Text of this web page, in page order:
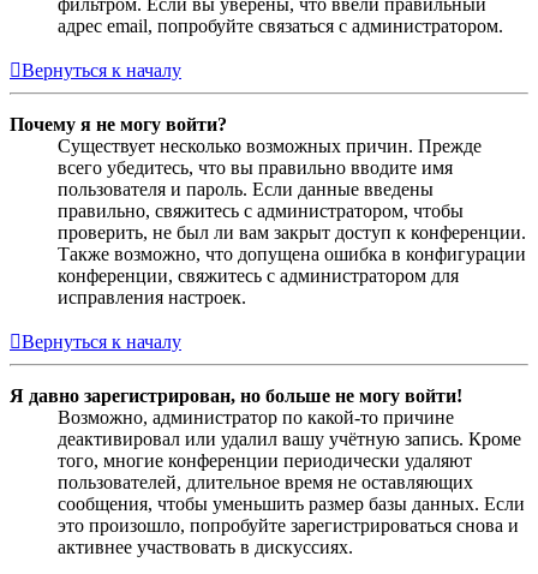
фильтром. Если вы уверены, что ввели правильный
адрес email, попробуйте связаться с администратором.
Вернуться к началу
Почему я не могу войти?
Существует несколько возможных причин. Прежде
всего убедитесь, что вы правильно вводите имя
пользователя и пароль. Если данные введены
правильно, свяжитесь с администратором, чтобы
проверить, не был ли вам закрыт доступ к конференции.
Также возможно, что допущена ошибка в конфигурации
конференции, свяжитесь с администратором для
исправления настроек.
Вернуться к началу
Я давно зарегистрирован, но больше не могу войти!
Возможно, администратор по какой-то причине
деактивировал или удалил вашу учётную запись. Кроме
того, многие конференции периодически удаляют
пользователей, длительное время не оставляющих
сообщения, чтобы уменьшить размер базы данных. Если
это произошло, попробуйте зарегистрироваться снова и
активнее участвовать в дискуссиях.